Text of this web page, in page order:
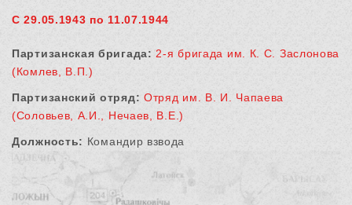
С 29.05.1943 по 11.07.1944
Партизанская бригада: 2-я бригада им. К. С. Заслонова
(Комлев, В.П.)
Партизанский отряд: Отряд им. В. И. Чапаева
(Соловьев, А.И., Нечаев, В.Е.)
Должность: Командир взвода